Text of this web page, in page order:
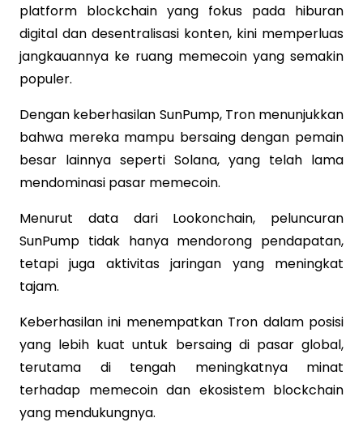
platform blockchain yang fokus pada hiburan
digital dan desentralisasi konten, kini memperluas
jangkauannya ke ruang memecoin yang semakin
populer.
Dengan keberhasilan SunPump, Tron menunjukkan
bahwa mereka mampu bersaing dengan pemain
besar lainnya seperti Solana, yang telah lama
mendominasi pasar memecoin.
Menurut data dari Lookonchain, peluncuran
SunPump tidak hanya mendorong pendapatan,
tetapi juga aktivitas jaringan yang meningkat
tajam.
Keberhasilan ini menempatkan Tron dalam posisi
yang lebih kuat untuk bersaing di pasar global,
terutama di tengah meningkatnya minat
terhadap memecoin dan ekosistem blockchain
yang mendukungnya.